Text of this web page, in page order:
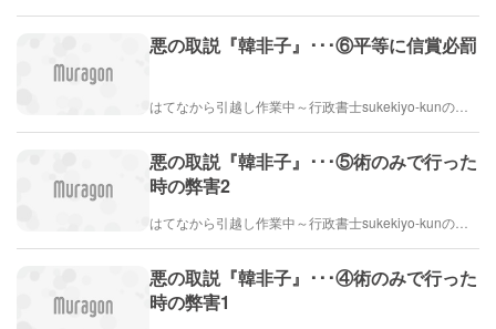
悪の取説『韓非子』･･･⑥平等に信賞必罰
悪の取説『韓非子』･･･⑤術のみで行った
時の弊害2
悪の取説『韓非子』･･･④術のみで行った
時の弊害1